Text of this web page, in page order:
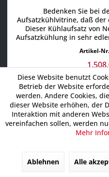
Bedenken Sie bei
Aufsatzkühlvitrine, daß der
Dieser Kühlaufsatz von
Aufsatzkühlung in sehr
Xtrem hoher Effizienz.
Kapazität von für 6 x GN
Artikel-
In den
4% Vorkassepreis 1.284,48 €
Diese Website benutzt
Betrieb der Website
werden. Andere Cookies,
dieser Website erhöhen, der
Interaktion mit anderen
vereinfachen sollen, werden
Mehr
Ablehnen Alle